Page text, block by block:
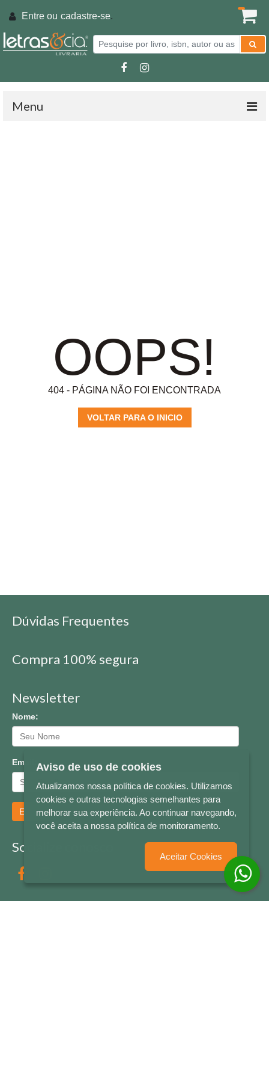
Entre ou cadastre-se.
Menu
OOPS!
404 - PÁGINA NÃO FOI ENCONTRADA
VOLTAR PARA O INICIO
Dúvidas Frequentes
Compra 100% segura
Newsletter
Nome:
Email:
Enviar
Socialize conosco
Aviso de uso de cookies
Atualizamos nossa política de cookies. Utilizamos
cookies e outras tecnologias semelhantes para
melhorar sua experiência. Ao continuar navegando,
você aceita a nossa política de monitoramento.
Aceitar Cookies